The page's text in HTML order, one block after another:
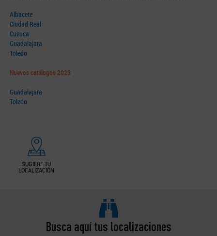
Albacete
Ciudad Real
Cuenca
Guadalajara
Toledo
Nuevos catálogos 2023
Guadalajara
Toledo
SUGIERE TU
LOCALIZACIÓN
Busca aquí tus localizaciones